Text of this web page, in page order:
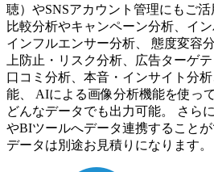
聴）やSNSアカウント管理にもご
比較分析やキャンペーン分析、イ
インフルエンサー分析、 態度変容
上防止・リスク分析、広告ターゲ
口コミ分析、本音・インサイト分
能、 AIによる画像分析機能を使っ
どんなデータでも出力可能。 さら
やBIツールへデータ連携すること
データは別途お見積りになります。